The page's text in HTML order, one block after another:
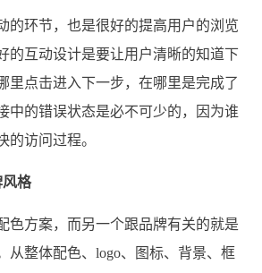
环节，也是很好的提高用户的浏览
的互动设计是要让用户清晰的知道下
里点击进入下一步，在哪里是完成了
中的错误状态是必不可少的，因为谁
的访问过程。
格
方案，而另一个跟品牌有关的就是
从整体配色、logo、图标、背景、框